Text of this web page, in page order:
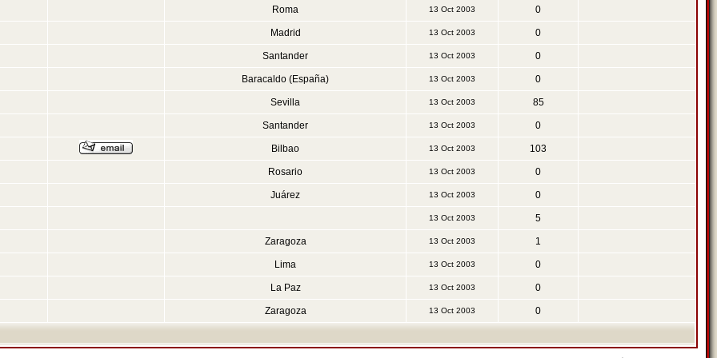
Roma 13 Oct 2003 0
Madrid 13 Oct 2003 0
Santander 13 Oct 2003 0
Baracaldo (España) 13 Oct 2003 0
Sevilla 13 Oct 2003 85
Santander 13 Oct 2003 0
Bilbao 13 Oct 2003 103
Rosario 13 Oct 2003 0
Juárez 13 Oct 2003 0
13 Oct 2003 5
Zaragoza 13 Oct 2003 1
Lima 13 Oct 2003 0
La Paz 13 Oct 2003 0
Zaragoza 13 Oct 2003 0